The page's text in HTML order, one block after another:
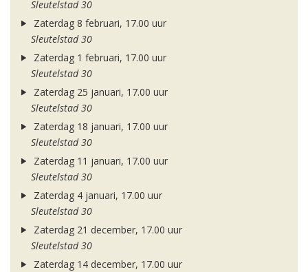
Sleutelstad 30
Zaterdag 8 februari, 17.00 uur
Sleutelstad 30
Zaterdag 1 februari, 17.00 uur
Sleutelstad 30
Zaterdag 25 januari, 17.00 uur
Sleutelstad 30
Zaterdag 18 januari, 17.00 uur
Sleutelstad 30
Zaterdag 11 januari, 17.00 uur
Sleutelstad 30
Zaterdag 4 januari, 17.00 uur
Sleutelstad 30
Zaterdag 21 december, 17.00 uur
Sleutelstad 30
Zaterdag 14 december, 17.00 uur